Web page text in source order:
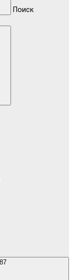
Поиск
+7 (928) 333-33-87